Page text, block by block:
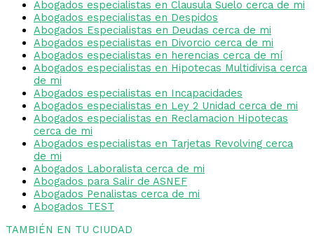
Abogados especialistas en Clausula Suelo cerca de mi
Abogados especialistas en Despidos
Abogados Especialistas en Deudas cerca de mi
Abogados especialistas en Divorcio cerca de mi
Abogados especialistas en herencias cerca de mí
Abogados especialistas en Hipotecas Multidivisa cerca
de mi
Abogados especialistas en Incapacidades
Abogados especialistas en Ley 2 Unidad cerca de mi
Abogados especialistas en Reclamacion Hipotecas
cerca de mi
Abogados especialistas en Tarjetas Revolving cerca
de mi
Abogados Laboralista cerca de mi
Abogados para Salir de ASNEF
Abogados Penalistas cerca de mi
Abogados TEST
TAMBIÉN EN TU CIUDAD